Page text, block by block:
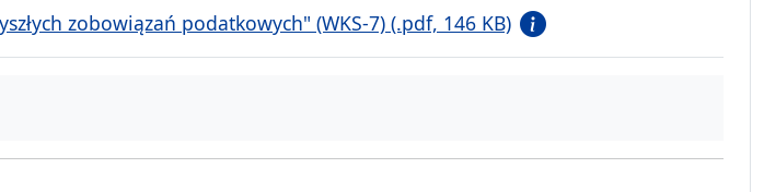
zobowiązań podatkowych" (WKS-7) (.pdf, 146 KB)